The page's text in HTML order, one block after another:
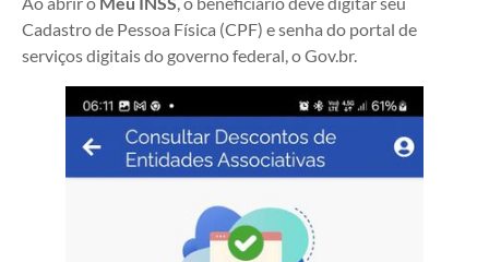
Cadastro de Pessoa Física (CPF) e senha do portal de
serviços digitais do governo federal, o Gov.br.